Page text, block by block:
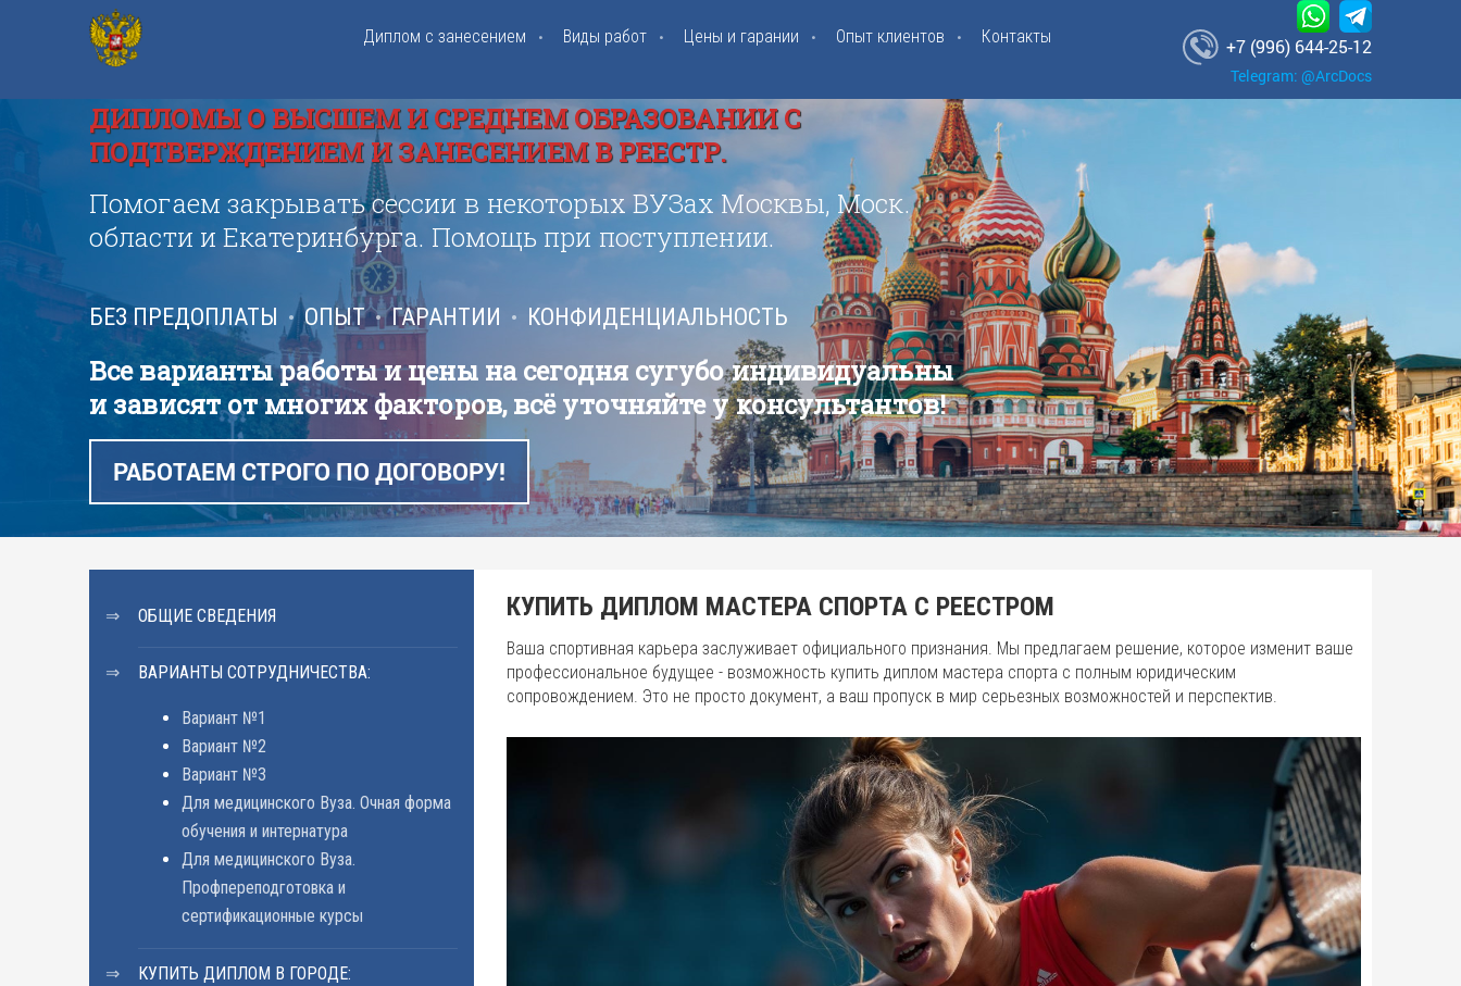
Диплом с занесением Виды работ Цены и гарании Опыт клиентов Контакты +7 (996) 644-25-12
Telegram: @ArcDocs
ДИПЛОМЫ О ВЫСШЕМ И СРЕДНЕМ ОБРАЗОВАНИИ С
ПОДТВЕРЖДЕНИЕМ И ЗАНЕСЕНИЕМ В РЕЕСТР.
Помогаем закрывать сессии в некоторых ВУЗах Москвы, Моск.
области и Екатеринбурга. Помощь при поступлении.
БЕЗ ПРЕДОПЛАТЫ ОПЫТ ГАРАНТИИ КОНФИДЕНЦИАЛЬНОСТЬ
Все варианты работы и цены на сегодня сугубо индивидуальны
и зависят от многих факторов, всё уточняйте у консультантов!
РАБОТАЕМ СТРОГО ПО ДОГОВОРУ!
ОБЩИЕ СВЕДЕНИЯ
ВАРИАНТЫ СОТРУДНИЧЕСТВА:
Вариант №1
Вариант №2
Вариант №3
Для медицинского Вуза. Очная форма
обучения и интернатура
Для медицинского Вуза.
Профпереподготовка и
сертификационные курсы
КУПИТЬ ДИПЛОМ В ГОРОДЕ:
КУПИТЬ ДИПЛОМ МАСТЕРА СПОРТА С РЕЕСТРОМ
Ваша спортивная карьера заслуживает официального признания. Мы предлагаем решение, которое изменит ваше
профессиональное будущее - возможность купить диплом мастера спорта с полным юридическим
сопровождением. Это не просто документ, а ваш пропуск в мир серьезных возможностей и перспектив.